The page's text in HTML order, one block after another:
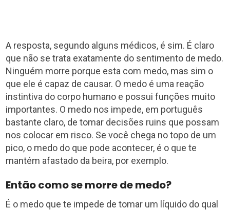
A resposta, segundo alguns médicos, é sim. É claro
que não se trata exatamente do sentimento de medo.
Ninguém morre porque esta com medo, mas sim o
que ele é capaz de causar. O medo é uma reação
instintiva do corpo humano e possui funções muito
importantes. O medo nos impede, em português
bastante claro, de tomar decisões ruins que possam
nos colocar em risco. Se você chega no topo de um
pico, o medo do que pode acontecer, é o que te
mantém afastado da beira, por exemplo.
Então como se morre de medo?
É o medo que te impede de tomar um líquido do qual